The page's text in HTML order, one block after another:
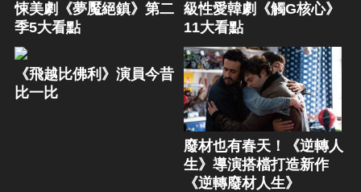
悚美劇《夢魘絕鎮》第二
季5大看點
級性愛韓劇《觸G核心》
11大看點
《飛越比佛利》演員今昔
比一比
廢材也有春天！《逆轉人
生》導演搭檔打造新作
《逆轉廢材人生》